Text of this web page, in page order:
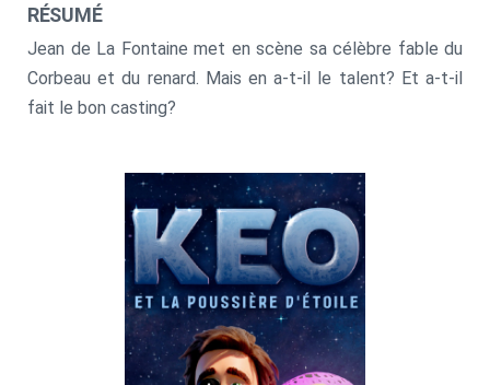
RÉSUMÉ
Jean de La Fontaine met en scène sa célèbre fable du
Corbeau et du renard. Mais en a-t-il le talent? Et a-t-il
fait le bon casting?